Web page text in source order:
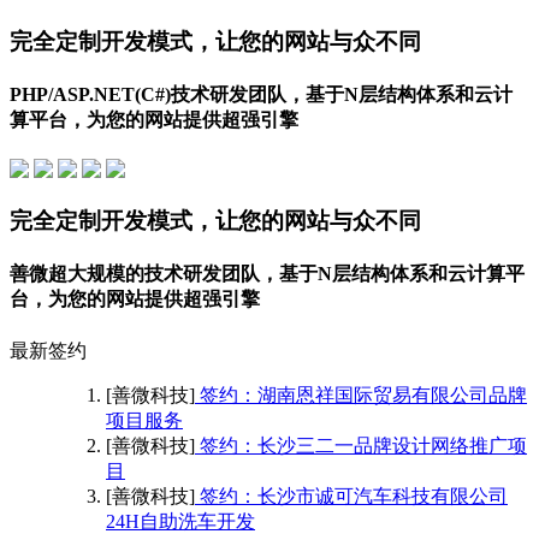
完全定制开发模式，让您的网站与众不同
PHP/ASP.NET(C#)技术研发团队，基于N层结构体系和云计
算平台，为您的网站提供超强引擎
完全定制开发模式，让您的网站与众不同
善微超大规模的技术研发团队，基于N层结构体系和云计算平
台，为您的网站提供超强引擎
最新签约
[善微科技] 签约：湖南恩祥国际贸易有限公司品牌
项目服务
[善微科技] 签约：长沙三二一品牌设计网络推广项
目
[善微科技] 签约：长沙市诚可汽车科技有限公司
24H自助洗车开发